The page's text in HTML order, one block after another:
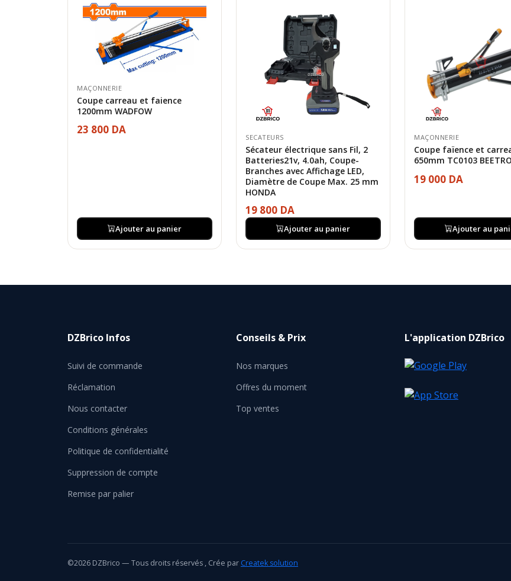
MAÇONNERIE
Coupe carreau et faience
1200mm WADFOW
23 800 DA
Ajouter au panier
SECATEURS
Sécateur électrique sans Fil, 2
Batteries21v, 4.0ah, Coupe-
Branches avec Affichage LED,
Diamètre de Coupe Max. 25 mm
HONDA
19 800 DA
Ajouter au panier
MAÇONNERIE
Coupe faïence et
650mm TC0103 BEETRO
19 000 DA
Ajouter au
DZBrico Infos
Suivi de commande
Réclamation
Nous contacter
Conditions générales
Politique de confidentialité
Suppression de compte
Remise par palier
Conseils & Prix
Nos marques
Offres du moment
Top ventes
L'application DZBrico
©2026 DZBrico — Tous droits réservés , Crée par Createk solution